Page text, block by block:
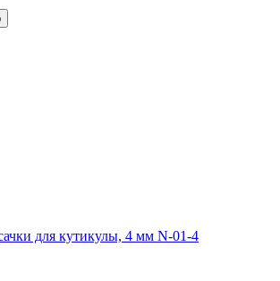
для кутикулы, 4 мм N-01-4